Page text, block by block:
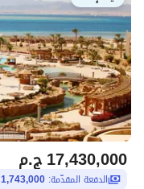
ج.م17,430,000
الدفعة المقدّمة: 1,743,000 ج.م